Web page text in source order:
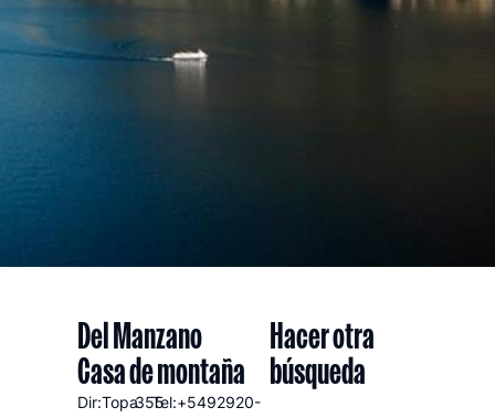
Del Manzano
Casa de montaña
Dir:Topa355Tel:+5492920-
Hacer otra
búsqueda